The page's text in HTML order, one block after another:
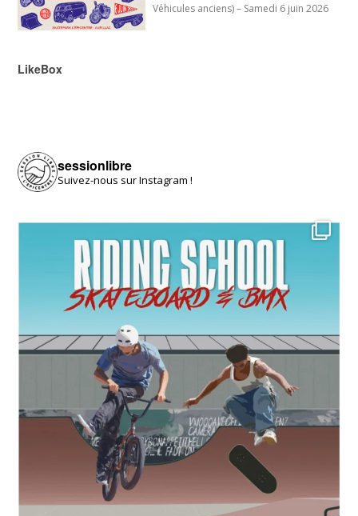
Véhicules anciens) – Samedi 6 juin 2026
LikeBox
sessionlibre
Suivez-nous sur Instagram !